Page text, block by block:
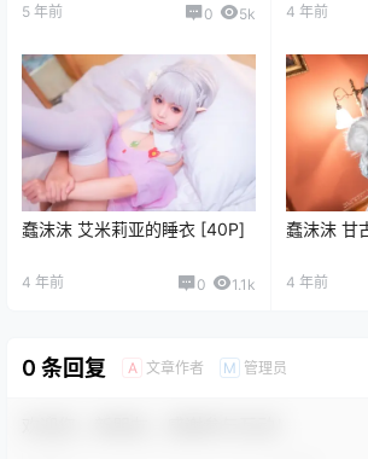
5 年前 0 5k 4 年前
蠢沫沫 艾米莉亚的睡衣 [40P]
4 年前 0 1.1k
蠢沫沫 甘
4 年前
0 条回复 A 文章作者 M 管理员